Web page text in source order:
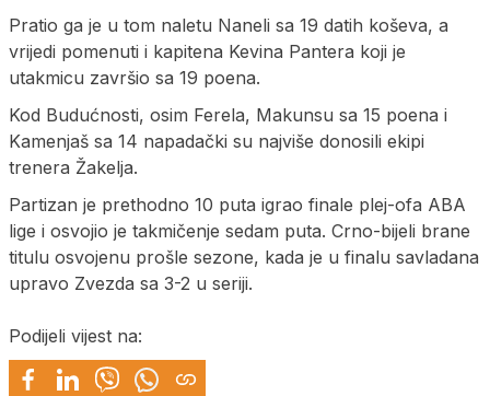
Pratio ga je u tom naletu Naneli sa 19 datih koševa, a
vrijedi pomenuti i kapitena Kevina Pantera koji je
utakmicu završio sa 19 poena.
Kod Budućnosti, osim Ferela, Makunsu sa 15 poena i
Kamenjaš sa 14 napadački su najviše donosili ekipi
trenera Žakelja.
Partizan je prethodno 10 puta igrao finale plej-ofa ABA
lige i osvojio je takmičenje sedam puta. Crno-bijeli brane
titulu osvojenu prošle sezone, kada je u finalu savladana
upravo Zvezda sa 3-2 u seriji.
Podijeli vijest na: